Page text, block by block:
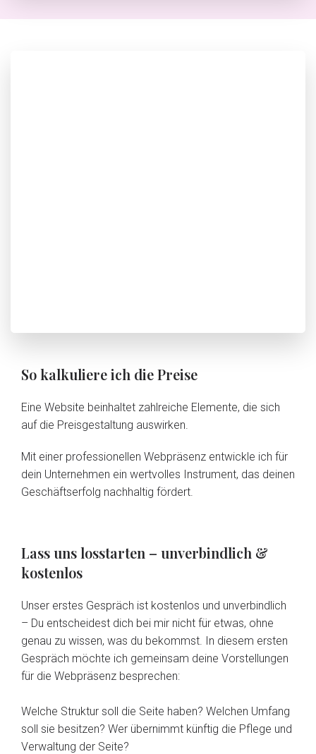
So kalkuliere ich die Preise
Eine Website beinhaltet zahlreiche Elemente, die sich
auf die Preisgestaltung auswirken.
Mit einer professionellen Webpräsenz entwickle ich für
dein Unternehmen ein wertvolles Instrument, das deinen
Geschäftserfolg nachhaltig fördert.
Lass uns losstarten – unverbindlich &
kostenlos
Unser erstes Gespräch ist kostenlos und unverbindlich
– Du entscheidest dich bei mir nicht für etwas, ohne
genau zu wissen, was du bekommst. In diesem ersten
Gespräch möchte ich gemeinsam deine Vorstellungen
für die Webpräsenz besprechen:
Welche Struktur soll die Seite haben? Welchen Umfang
soll sie besitzen? Wer übernimmt künftig die Pflege und
Verwaltung der Seite?